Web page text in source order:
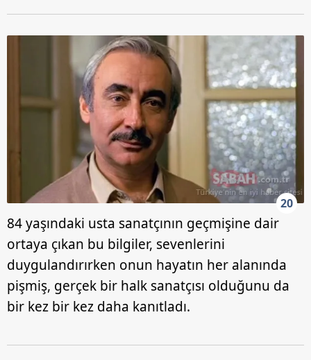
20
84 yaşındaki usta sanatçının geçmişine dair
ortaya çıkan bu bilgiler, sevenlerini
duygulandırırken onun hayatın her alanında
pişmiş, gerçek bir halk sanatçısı olduğunu da
bir kez bir kez daha kanıtladı.